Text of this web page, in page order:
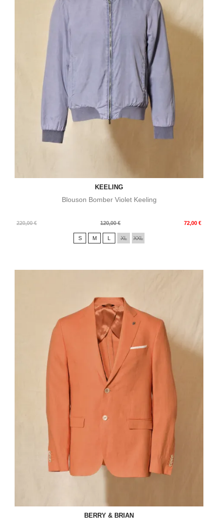
KEELING
Blouson Bomber Violet Keeling
220,00 €
Prix
120,00 € 72,00 €
Prix
S M L XL XXL
BERRY & BRIAN